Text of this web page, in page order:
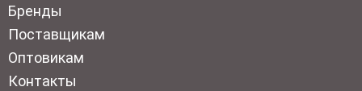
Бренды
Поставщикам
Оптовикам
Контакты